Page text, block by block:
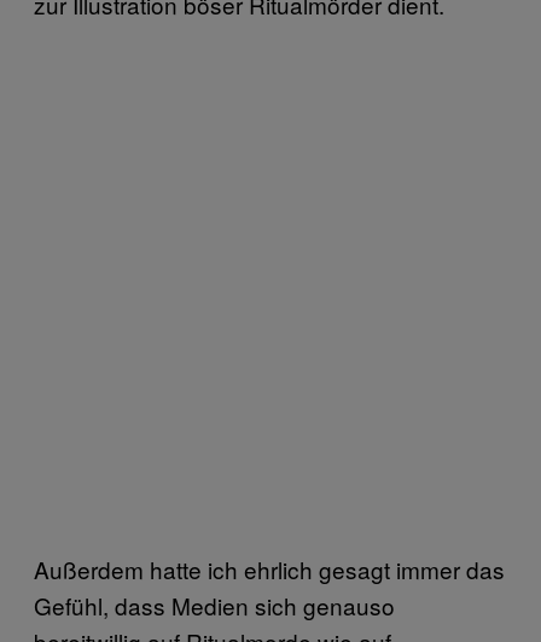
Außerdem hatte ich ehrlich gesagt immer das
Gefühl, dass Medien sich genauso